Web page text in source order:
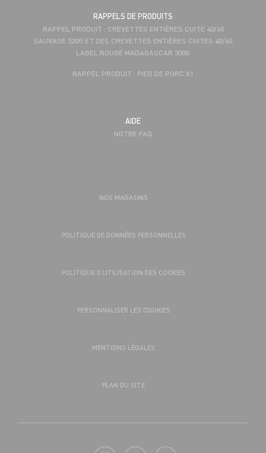
RAPPELS DE PRODUITS
RAPPEL PRODUIT : CREVETTES ENTIÈRES CUITE 40/60
SAUVAGE 320G ET DES CREVETTES ENTIÈRES CUITES 40/60
LABEL ROUGE MADAGASCAR 300G
RAPPEL PRODUIT : PIED DE PORC X1
AIDE
NOTRE FAQ
NOS MAGASINS
POLITIQUE DE DONNÉES PERSONNELLES
POLITIQUE D’UTILISATION DES COOKIES
PERSONNALISER LES COOKIES
MENTIONS LÉGALES
PLAN DU SITE